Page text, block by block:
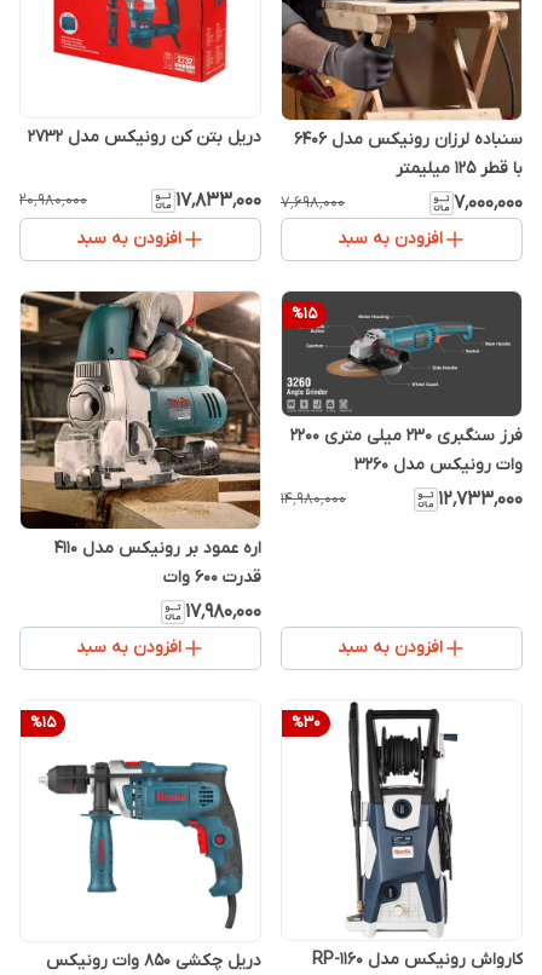
سنباده لرزان رونیکس مدل 6406
با قطر ۱۲۵ میلیمتر
۷٬۰۰۰٬۰۰۰ ۷٬۶۹۸٬۰۰۰
افزودن به سبد
دریل بتن کن رونیکس مدل 2732
۱۷٬۸۳۳٬۰۰۰ ۲۰٬۹۸۰٬۰۰۰
افزودن به سبد
%15
فرز سنگبری 230 میلی متری 2200
وات رونیکس مدل 3260
۱۲٬۷۳۳٬۰۰۰ ۱۴٬۹۸۰٬۰۰۰
افزودن به سبد
اره عمود بر رونیکس مدل 4110
قدرت ۶۰۰ وات
۱۷٬۹۸۰٬۰۰۰
افزودن به سبد
%30
کارواش رونیکس مدل RP-1160
%15
دریل چکشی 850 وات رونیکس